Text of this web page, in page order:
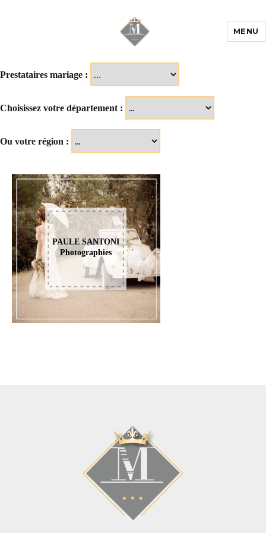
MENU
Prestataires mariage :
Choisissez votre département :
Ou votre région :
PAULE SANTONI
Photographies